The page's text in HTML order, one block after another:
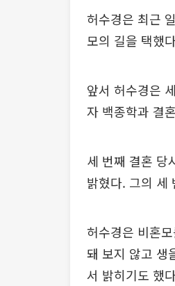
허수경은 최근
모의 길을 택했
앞서 허수경은
자 백종학과 결
세 번째 결혼 당
밝혔다. 그의 세
허수경은 비혼
돼 보지 않고 생
서 밝히기도 했